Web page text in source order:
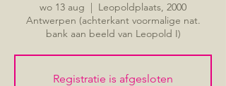
wo 13 aug
  |
Leopoldplaats, 2000
Antwerpen (achterkant voormalige nat.
bank aan beeld van Leopold I)
Registratie is afgesloten